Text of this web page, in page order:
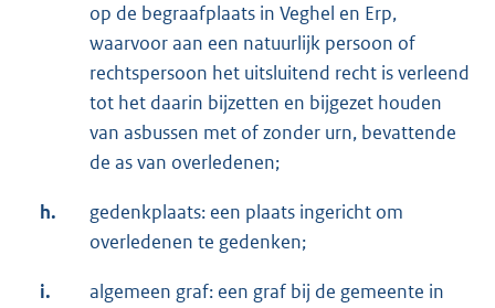
op de begraafplaats in Veghel en Erp,
waarvoor aan een natuurlijk persoon of
rechtspersoon het uitsluitend recht is verleend
tot het daarin bijzetten en bijgezet houden
van asbussen met of zonder urn, bevattende
de as van overledenen;
h.
gedenkplaats: een plaats ingericht om
overledenen te gedenken;
i.
algemeen graf: een graf bij de gemeente in